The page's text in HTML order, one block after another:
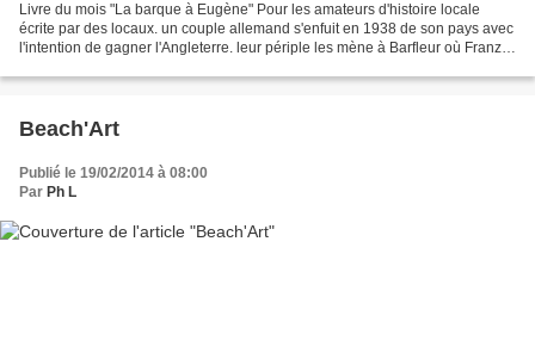
Livre du mois "La barque à Eugène" Pour les amateurs d'histoire locale
écrite par des locaux. un couple allemand s'enfuit en 1938 de son pays avec
l'intention de gagner l'Angleterre. leur périple les mène à Barfleur où Franz
Beach'Art
Publié le 19/02/2014 à 08:00
Par Ph L